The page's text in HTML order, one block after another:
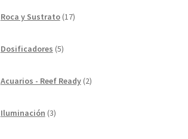
Roca y Sustrato 17productos
Dosificadores 5productos
Acuarios - Reef Ready 2productos
Iluminación 3productos